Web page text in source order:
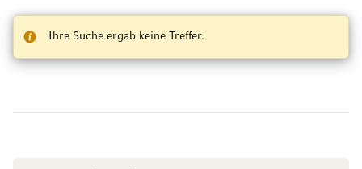
Ihre Suche ergab keine Treffer.